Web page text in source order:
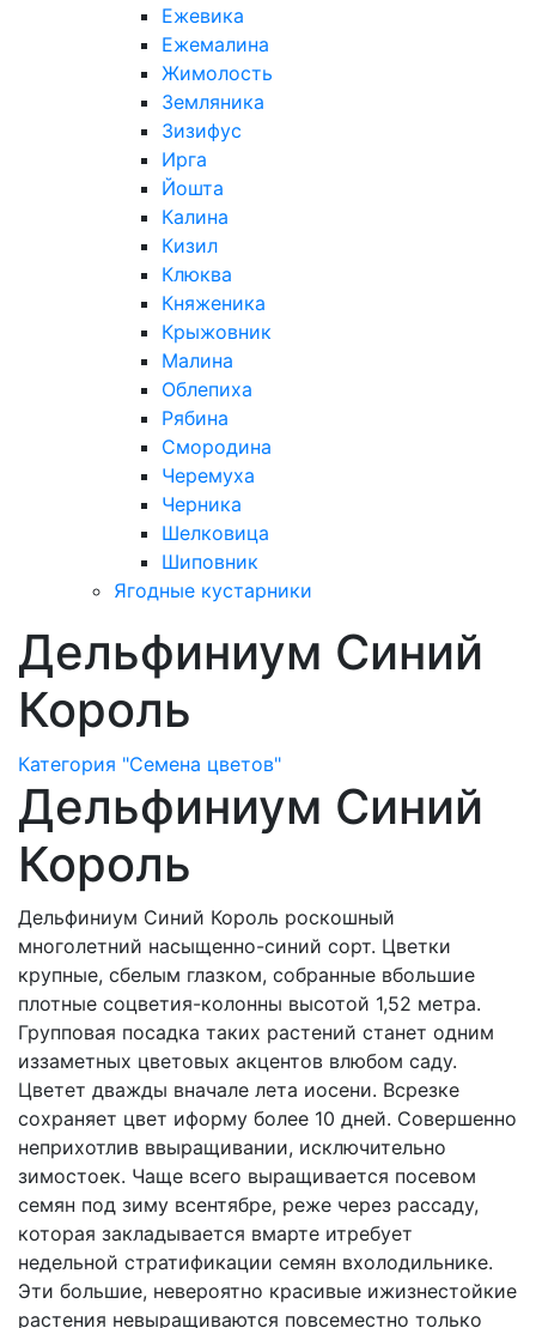
Ежевика
Ежемалина
Жимолость
Земляника
Зизифус
Ирга
Йошта
Калина
Кизил
Клюква
Княженика
Крыжовник
Малина
Облепиха
Рябина
Смородина
Черемуха
Черника
Шелковица
Шиповник
Ягодные кустарники
Дельфиниум Синий
Король
Категория "Семена цветов"
Дельфиниум Синий
Король
Дельфиниум Синий Король роскошный
многолетний насыщенно-синий сорт. Цветки
крупные, сбелым глазком, собранные вбольшие
плотные соцветия-колонны высотой 1,52 метра.
Групповая посадка таких растений станет одним
иззаметных цветовых акцентов влюбом саду.
Цветет дважды вначале лета иосени. Всрезке
сохраняет цвет иформу более 10 дней. Совершенно
неприхотлив ввыращивании, исключительно
зимостоек. Чаще всего выращивается посевом
семян под зиму всентябре, реже через рассаду,
которая закладывается вмарте итребует
недельной стратификации семян вхолодильнике.
Эти большие, невероятно красивые ижизнестойкие
растения невыращиваются повсеместно только